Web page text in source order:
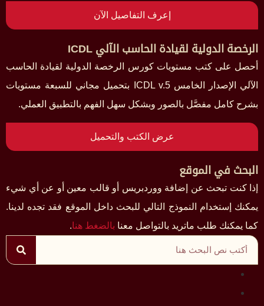
إعرف التفاصيل الآن
الرخصة الدولية لقيادة الحاسب الآلي ICDL
أحصل على كتب مستويات كورس الرخصة الدولية لقيادة الحاسب
الآلي الإصدار الخامس ICDL v.5 بتحميل مجاني للسبعة مستويات
بشرح كامل مفصَّل بالصور وبشكل سهل الفهم بالتطبيق العملي.
عرض الكتب والتحميل
البحث في الموقع
إذا كنت تبحث عن إضافة ووردبريس أو قالب معين أو عن أي شيء
يمكنك إستخدام النموذج التالي للبحث داخل الموقع فقد تجده لدينا.
كما يمكنك طلب ماتريد بالتواصل معنا بالضغط هنا.